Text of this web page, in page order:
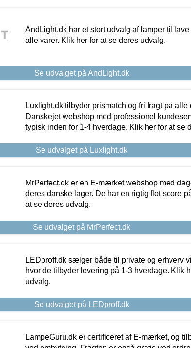
AndLight.dk har et stort udvalg af lamper til lave
alle varer. Klik her for at se deres udvalg.
Se udvalget på AndLight.dk
Luxlight.dk tilbyder prismatch og fri fragt på alle
Danskejet webshop med professionel
typisk inden for 1-4 hverdage. Klik her for at se
Se udvalget på Luxlight.dk
MrPerfect.dk er en E-mærket webshop med
deres danske lager. De har en rigtig flot score
at se deres udvalg.
Se udvalget på MrPerfect.dk
LEDproff.dk sælger både til private og erhverv
hvor de tilbyder levering på 1-3 hverdage. Klik
udvalg.
Se udvalget på LEDproff.dk
LampeGuru.dk er certificeret af E-mærket, og